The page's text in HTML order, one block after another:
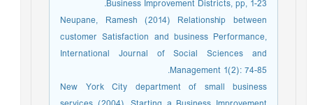
Business Improvement Districts, pp, 1-23.
Neupane, Ramesh (2014) Relationship between
customer Satisfaction and business Performance,
International Journal of Social Sciences and
Management 1(2): 74-85.
New York City department of small business